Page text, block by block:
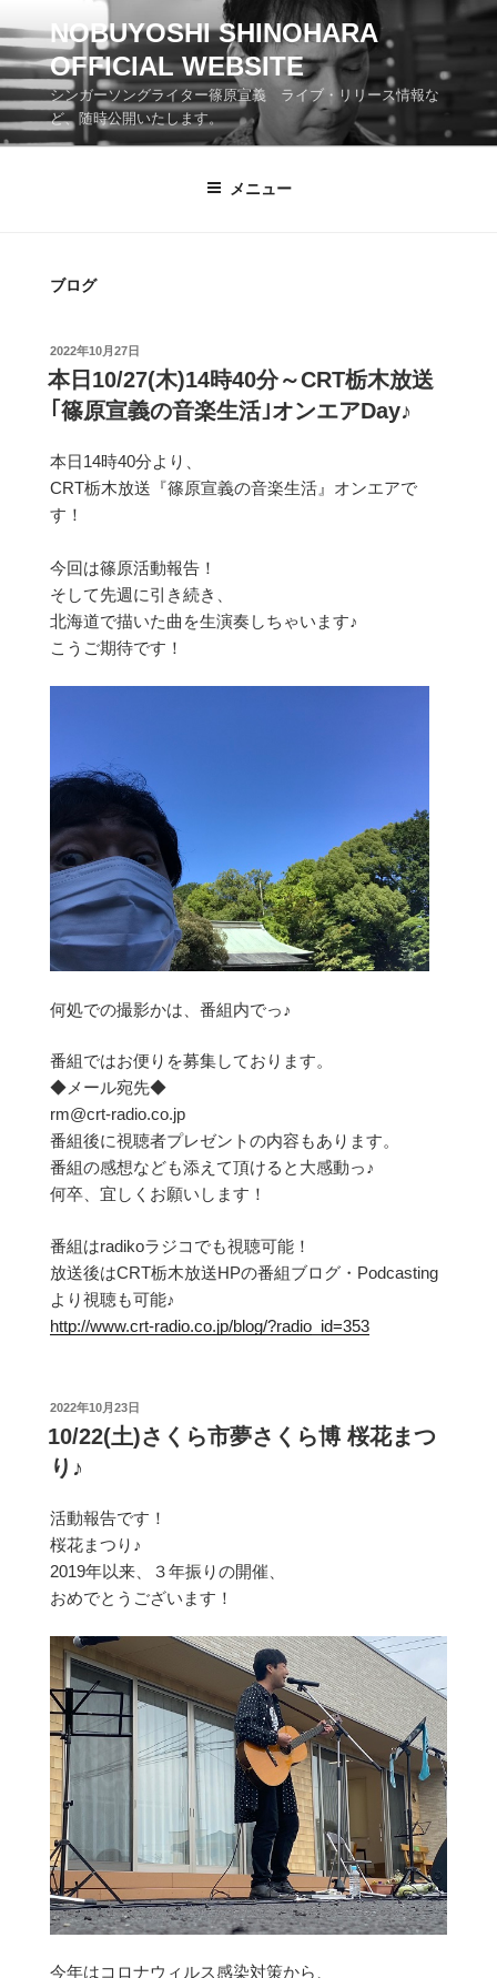
ン
テ
ン
ツ
へ
NOBUYOSHI SHINOHARA
OFFICIAL WEBSITE
シンガーソングライター篠原宣義 ライブ・リリース情報な
ど、随時公開いたします。
メニュー
ブログ
投
稿
日:
2022年10月27日
本日10/27(木)14時40分～CRT栃木放送
｢篠原宣義の音楽生活｣オンエアDay♪
本日14時40分より、
CRT栃木放送『篠原宣義の音楽生活』オンエアで
す！
今回は篠原活動報告！
そして先週に引き続き、
北海道で描いた曲を生演奏しちゃいます♪
こうご期待です！
何処での撮影かは、番組内でっ♪
番組ではお便りを募集しております。
◆メール宛先◆
rm@crt-radio.co.jp
番組後に視聴者プレゼントの内容もあります。
番組の感想なども添えて頂けると大感動っ♪
何卒、宜しくお願いします！
番組はradikoラジコでも視聴可能！
放送後はCRT栃木放送HPの番組ブログ・Podcasting
より視聴も可能♪
http://www.crt-radio.co.jp/blog/?radio_id=353
投
稿
日:
2022年10月23日
10/22(土)さくら市夢さくら博 桜花まつ
り♪
活動報告です！
桜花まつり♪
2019年以来、３年振りの開催、
おめでとうございます！
今年はコロナウィルス感染対策から、